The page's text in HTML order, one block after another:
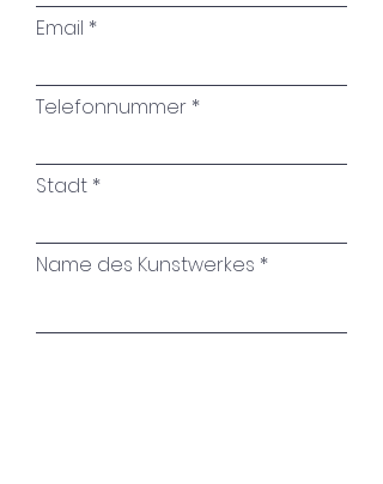
Email
Telefonnummer
Stadt
Name des Kunstwerkes